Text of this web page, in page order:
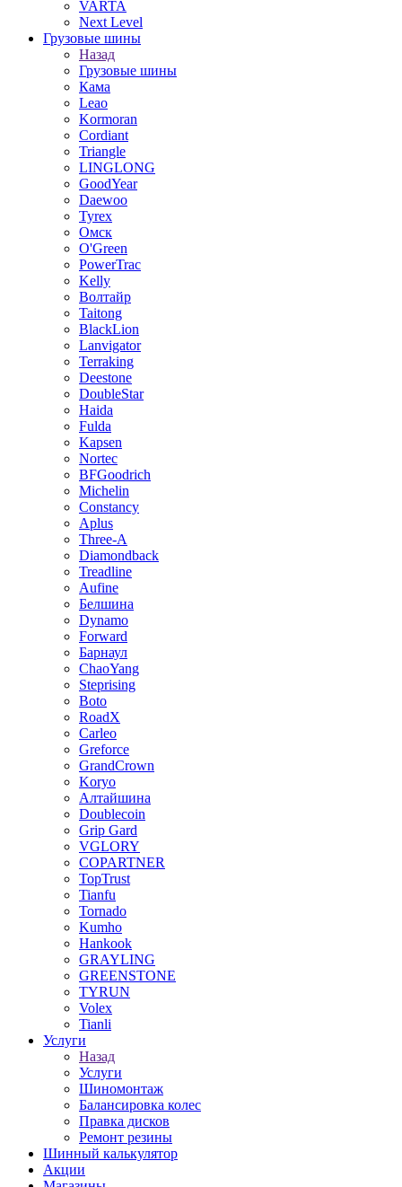
VARTA
Next Level
Грузовые шины
Назад
Грузовые шины
Кама
Leao
Kormoran
Cordiant
Triangle
LINGLONG
GoodYear
Daewoo
Tyrex
Омск
O'Green
PowerTrac
Kelly
Волтайр
Taitong
BlackLion
Lanvigator
Terraking
Deestone
DoubleStar
Haida
Fulda
Kapsen
Nortec
BFGoodrich
Michelin
Constancy
Aplus
Three-A
Diamondback
Treadline
Aufine
Белшина
Dynamo
Forward
Барнаул
ChaoYang
Steprising
Boto
RoadX
Carleo
Greforce
GrandCrown
Koryo
Алтайшина
Doublecoin
Grip Gard
VGLORY
COPARTNER
TopTrust
Tianfu
Tornado
Kumho
Hankook
GRAYLING
GREENSTONE
TYRUN
Volex
Tianli
Услуги
Назад
Услуги
Шиномонтаж
Балансировка колес
Правка дисков
Ремонт резины
Шинный калькулятор
Акции